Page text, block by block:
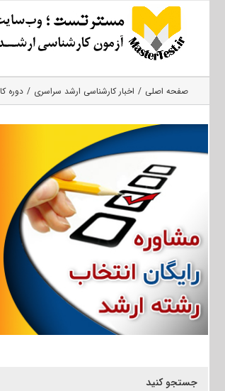
صفحه اصلی اخبار کارشناسی ارشد سراسری دوره
جستجو کنید